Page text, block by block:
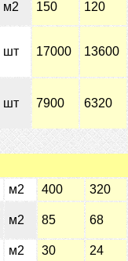
м2 150 120
шт 17000 13600
шт 7900 6320
м2 400 320
м2 85 68
м2 30 24